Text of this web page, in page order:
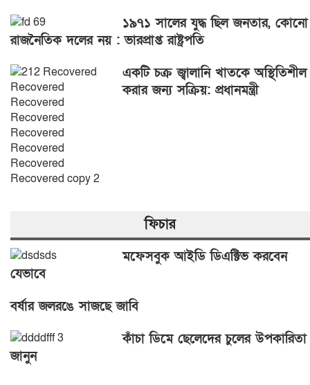
১৯৭১ সালের যুদ্ধ ছিল জনতার, কোনো
রাজনৈতিক দলের নয় : ভারপ্রাপ্ত রাষ্ট্রপতি
একটি চক্র জ্বালানি খাতকে অস্থিতিশীল
করার জন্য সক্রিয়: প্রধানমন্ত্রী
ফিচার
মফেসবুক আইডি ডিএক্টিভ করবেন
যেভাবে
বর্ষার জলরঙে সাজছে জাবি
কাঁচা ডিমে ছেলেদের চুলের উপকারিতা
জানুন